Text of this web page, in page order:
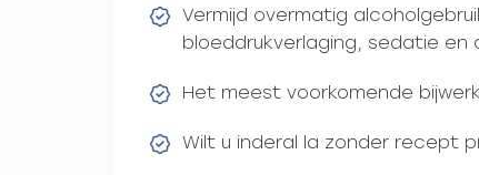
Vermijd overmatig
bloeddrukverlaging, sedatie en
Het meest voorkomende
Wilt u inderal la zonder recept